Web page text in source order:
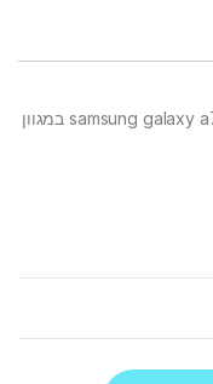
כיסוי מגן אחורי !Sol משולשים לסמארטפון samsung galaxy a71 במגוון